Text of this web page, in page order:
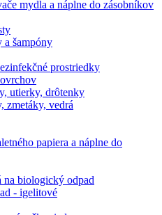
mydla a náplne do zásobníkov
a šampóny
prostriedky
utierky, drôtenky
zmetáky, vedrá
papiera a náplne do
na biologický odpad
- igelitové